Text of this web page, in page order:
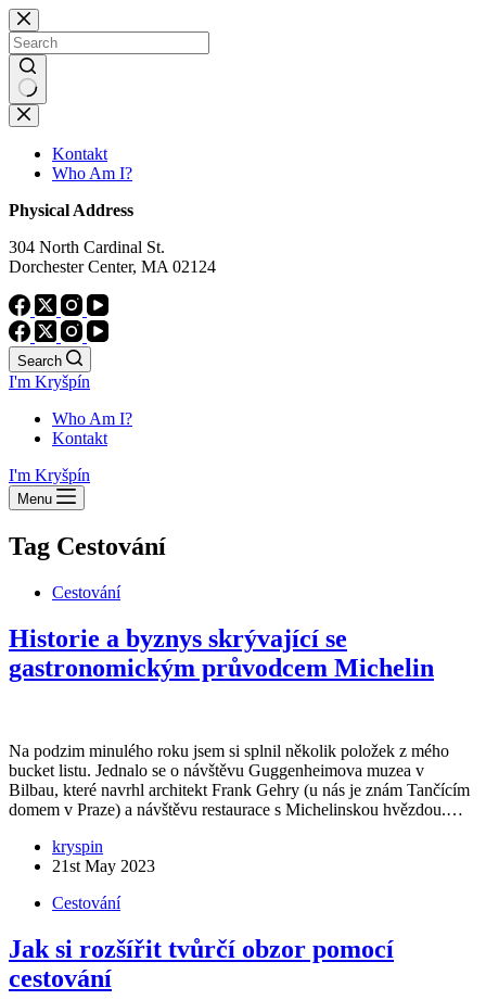
Skip
to
content
No
results
Kontakt
Who Am I?
Physical Address
304 North Cardinal St.
Dorchester Center, MA 02124
Search
I'm Kryšpín
Who Am I?
Kontakt
I'm Kryšpín
Menu
Tag Cestování
Cestování
Historie a byznys skrývající se
gastronomickým průvodcem Michelin
Na podzim minulého roku jsem si splnil několik položek z mého
bucket listu. Jednalo se o návštěvu Guggenheimova muzea v
Bilbau, které navrhl architekt Frank Gehry (u nás je znám Tančícím
domem v Praze) a návštěvu restaurace s Michelinskou hvězdou.…
kryspin
21st May 2023
Cestování
Jak si rozšířit tvůrčí obzor pomocí
cestování